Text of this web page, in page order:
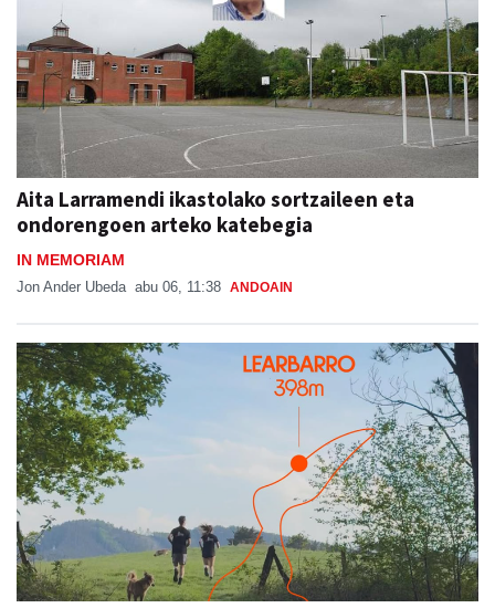
Aita Larramendi ikastolako sortzaileen eta
ondorengoen arteko katebegia
IN MEMORIAM
Jon Ander Ubeda abu 06, 11:38 ANDOAIN